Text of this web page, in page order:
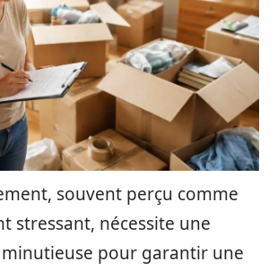
souvent perçu comme
stressant, nécessite une
pour garantir une